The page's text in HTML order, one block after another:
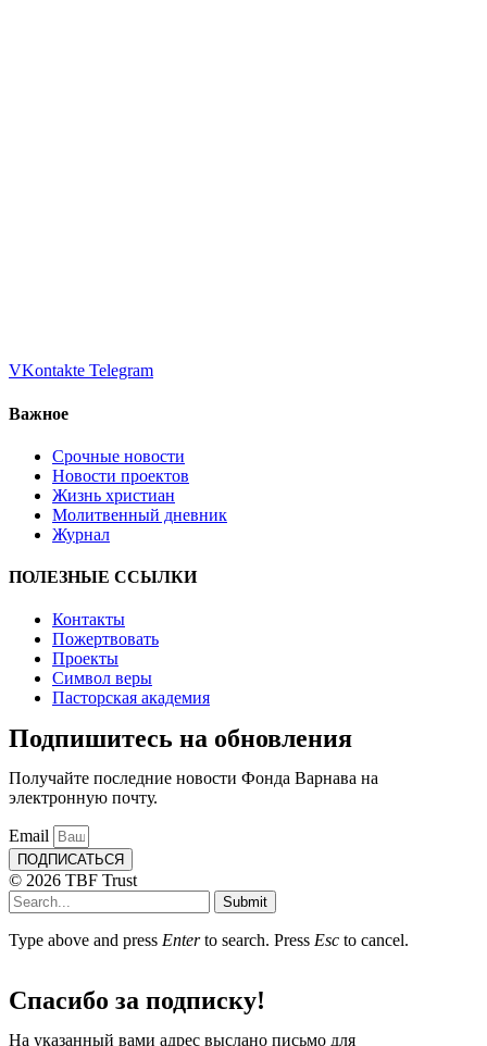
VKontakte Telegram
Важное
Срочные новости
Новости проектов
Жизнь христиан
Молитвенный дневник
Журнал
ПОЛЕЗНЫЕ ССЫЛКИ
Контакты
Пожертвовать
Проекты
Символ веры
Пасторская академия
Подпишитесь на обновления
Получайте последние новости Фонда Варнава на
электронную почту.
Email
ПОДПИСАТЬСЯ
© 2026 TBF Trust
Submit
Type above and press Enterto search. Press Esc to cancel.
Спасибо за подписку!
На указанный вами адрес выслано письмо для